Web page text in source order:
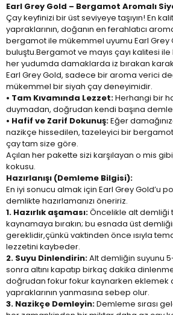
Earl Grey Gold – Bergamot Aromalı
Çay keyfinizi bir üst seviyeye taşıyın! En
yapraklarının, doğanın en ferahlatıcı
bergamot ile mükemmel uyumu Earl Grey
buluştu.Bergamot ve mayıs çayı kalitesi
her yudumda damaklarda iz bırakan
Earl Grey Gold, sadece bir aroma verici
mükemmel bir siyah çay deneyimidir.
• Tam Kıvamında Lezzet:Herhangi bir
duymadan, doğrudan kendi başına
• Hafif ve Zarif Dokunuş:Eğer
nazikçe hissedilen, tazeleyici bir bergamot
çay tam size göre.
Açılan her pakette sizi karşılayan o mis
kokusu.
Hazırlanışı (Demleme Bilgisi):
En iyi sonucu almak için Earl Grey Gold’u
demlikte hazırlamanızı öneririz.
1. Hazırlık aşaması:Öncelikle alt demliği
kaynamaya bırakın; bu esnada üst
gereklidir,çünkü vaktinden önce ısıyla
lezzetini kaybeder.
2. Suyu Dinlendirin:Alt demliğin suyunu
sonra altını kapatıp birkaç dakika
doğrudan fokur fokur kaynarken eklemek
yapraklarının yanmasına sebep olur.
3. Nazikçe Demleyin:Demleme sırası